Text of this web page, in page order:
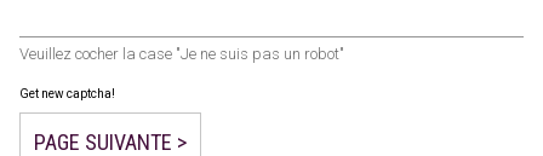
Veuillez cocher la case "Je ne suis pas un robot"
Get new captcha!
PAGE SUIVANTE >